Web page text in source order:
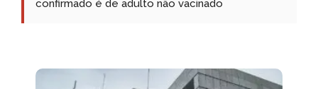
confirmado é de adulto não vacinado